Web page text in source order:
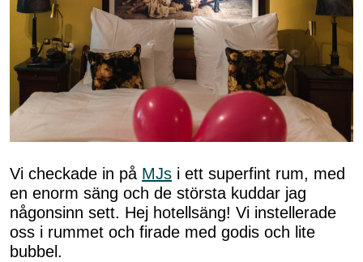
Vi checkade in på MJs i ett superfint rum, med
en enorm säng och de största kuddar jag
någonsinn sett. Hej hotellsäng! Vi instellerade
oss i rummet och firade med godis och lite
bubbel.